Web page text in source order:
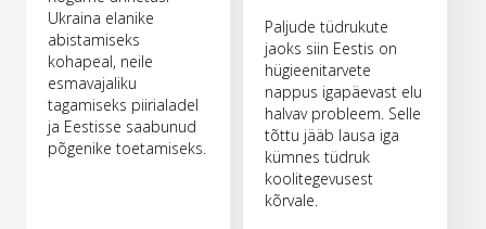
Ukraina elanike
abistamiseks
kohapeal, neile
esmavajaliku
tagamiseks piirialadel
ja Eestisse saabunud
põgenike toetamiseks.
Paljude tüdrukute
jaoks siin Eestis on
hügieenitarvete
nappus igapäevast elu
halvav probleem. Selle
tõttu jääb lausa iga
kümnes tüdruk
koolitegevusest
kõrvale.